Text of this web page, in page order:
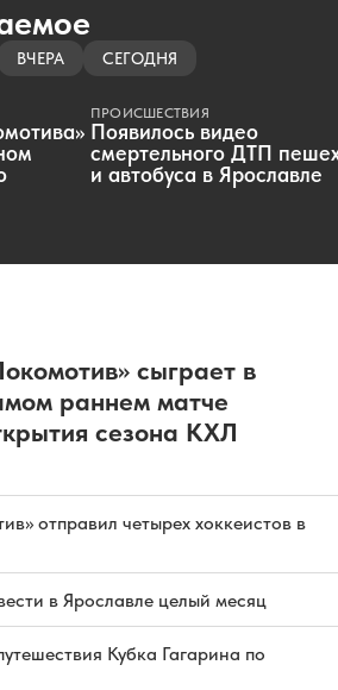
ВЧЕРА СЕГОДНЯ
ПРОИСШЕСТВИЯ
Появилось видео
смертельного ДТП
и автобуса в Ярославле
сыграет в
раннем матче
сезона КХЛ
отправил четырех хоккеистов в
в Ярославле целый месяц
Кубка Гагарина по